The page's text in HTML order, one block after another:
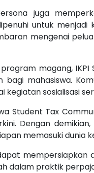
juga
untuk menjadi
mengenai
magang,
bagi mahasiswa.
kegiatan sosialisasi
Student Tax
Dengan
memasuki dunia
dalam praktik